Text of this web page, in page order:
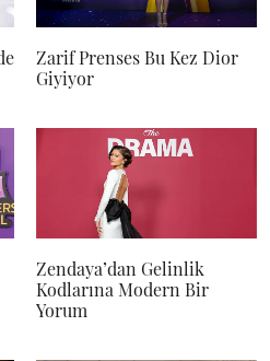
Zarif Prenses Bu Kez Dior
Giyiyor
Zendaya’dan Gelinlik
Kodlarına Modern Bir
Yorum